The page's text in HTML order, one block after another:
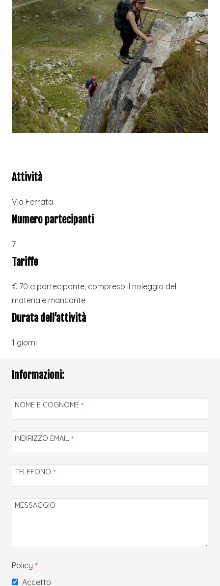
Attività
Via Ferrata
Numero partecipanti
7
Tariffe
€ 70 a partecipante, compreso il noleggio del
materiale mancante
Durata dell’attività
1 giorni
Informazioni:
NOME E COGNOME *
INDIRIZZO EMAIL *
TELEFONO *
MESSAGGIO
Policy *
Accetto